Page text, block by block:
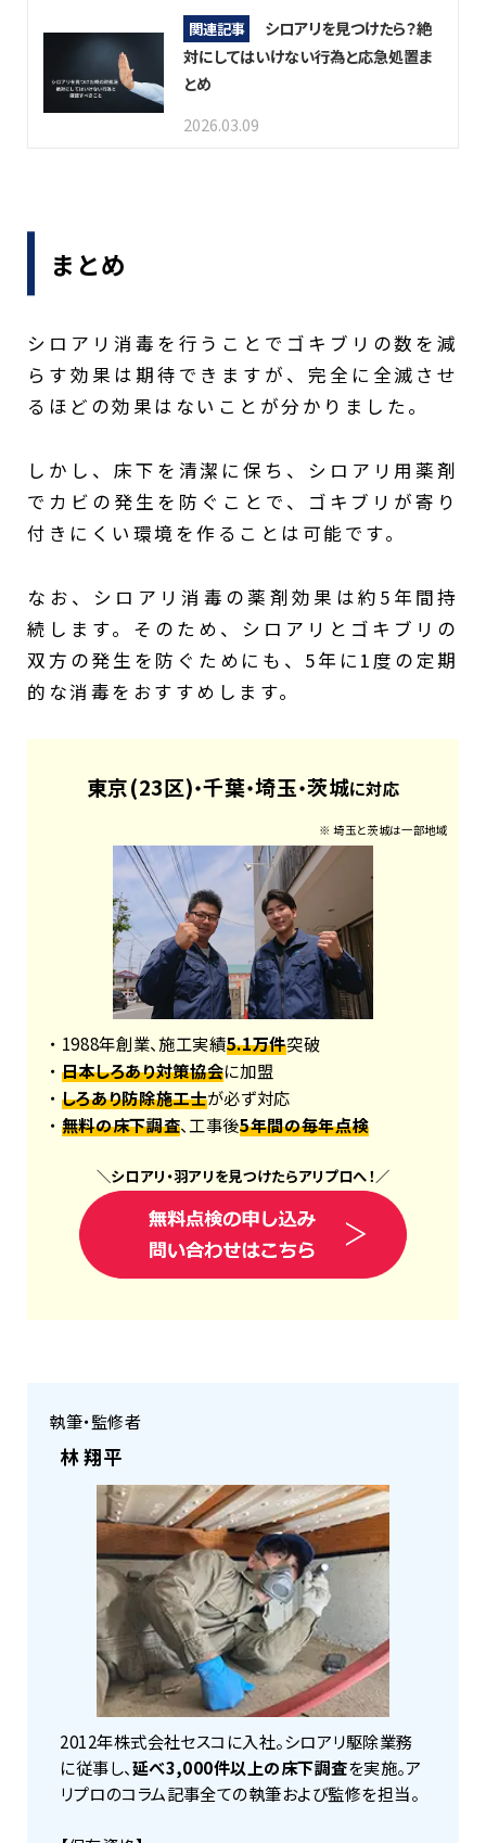
関連記事
シロアリを見つけたら？絶
対にしてはいけない行為と応急処置ま
とめ
2026.03.09
まとめ
シロアリ消毒を行うことでゴキブリの数を減
らす効果は期待できますが、完全に全滅させ
るほどの効果はないことが分かりました。
しかし、床下を清潔に保ち、シロアリ用薬剤
でカビの発生を防ぐことで、ゴキブリが寄り
付きにくい環境を作ることは可能です。
なお、シロアリ消毒の薬剤効果は約5年間持
続します。そのため、シロアリとゴキブリの
双方の発生を防ぐためにも、5年に1度の定期
的な消毒をおすすめします。
東京(23区)・千葉・埼玉・茨城に対応
※ 埼玉と茨城は一部地域
・ 1988年創業、施工実績5.1万件突破
・ 日本しろあり対策協会に加盟
・ しろあり防除施工士が必ず対応
・ 無料の床下調査、工事後5年間の毎年点検
＼シロアリ ・羽アリを見つけたらアリプロへ！／
執筆・監修者
林 翔平
2012年株式会社セスコに入社。シロアリ駆除業務
に従事し、延べ3,000件以上の床下調査を実施。ア
リプロのコラム記事全ての執筆および監修を担当。